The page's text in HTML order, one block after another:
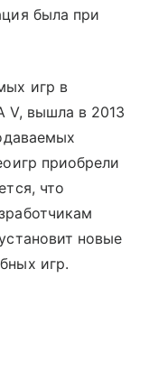
была при
игр в
V, вышла в 2013
приобрели
что
новые
игр.